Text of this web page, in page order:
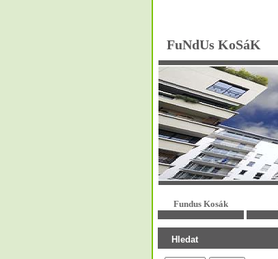
FuNdUs KoSáK
Fundus Kosák
Hledat